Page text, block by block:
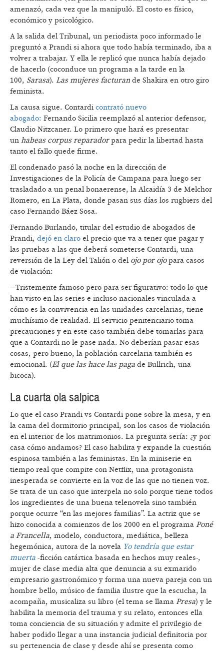
amenazó, cada vez que la manipuló. El costo es físico,
económico y psicológico.
A la salida del Tribunal, un periodista poco informado le
preguntó a Prandi si ahora que todo había terminado, iba a
volver a trabajar. Y ella le replicó que nunca había dejado
de hacerlo (coconduce un programa a la tarde en la
100, Sarasa). Las mujeres facturan de Shakira en otro giro
feminista.
La causa sigue. Contardi contrató nuevo
abogado: Fernando Sicilia reemplazó al anterior defensor,
Claudio Nitzcaner. Lo primero que hará es presentar
un habeas corpus reparadorpara pedir la libertad hasta
tanto el fallo quede firme.
El condenado pasó la noche en la dirección de
Investigaciones de la Policía de Campana para luego ser
trasladado a un penal bonaerense, la Alcaidía 3 de Melchor
Romero, en La Plata, donde pasan sus días los rugbiers del
caso Fernando Báez Sosa.
Fernando Burlando, titular del estudio de abogados de
Prandi, dejó en claro el precio que va a tener que pagar y
las pruebas a las que deberá someterse Contardi, una
reversión de la Ley del Talión o del ojo por ojopara casos
de violación:
—Tristemente famoso pero para ser figurativo: todo lo que
han visto en las series e incluso nacionales vinculada a
cómo es la convivencia en las unidades carcelarias, tiene
muchísimo de realidad. El servicio penitenciario toma
precauciones y en este caso también debe tomarlas para
que a Contardi no le pase nada. No deberían pasar esas
cosas, pero bueno, la población carcelaria también es
emocional. (El que las hace las paga de Bullrich, una
bicoca).
La cuarta ola salpica
Lo que el caso Prandi vs Contardi pone sobre la mesa, y en
la cama del dormitorio principal, son los casos de violación
en el interior de los matrimonios. La pregunta sería: ¿y por
casa cómo andamos? El caso habilita y expande la cuestión
espinosa también a las feministas. En la miniserie en
tiempo real que compite con Netflix, una protagonista
inesperada se convierte en la voz de las que no tienen voz.
Se trata de un caso que interpela no solo porque tiene todos
los ingredientes de una buena telenovela sino también
porque ocurre “en las mejores familias”. La actriz que se
hizo conocida a comienzos de los 2000 en el programa Poné
a Francella, modelo, conductora, mediática, belleza
hegemónica, autora de la novela Yo tendría que estar
muerta -ficción catártica basada en hechos muy reales-,
mujer de clase media alta que denuncia a su exmarido
empresario gastronómico y forma una nueva pareja con un
hombre bello, músico de familia ilustre que la escucha, la
acompaña, musicaliza su libro (el tema se llama Presa) y le
habilita la memoria del trauma y su relato, entonces ella
toma conciencia de su situación y admite el privilegio de
haber podido llegar a una instancia judicial definitoria por
su pertenencia de clase y desde ahí se presenta como